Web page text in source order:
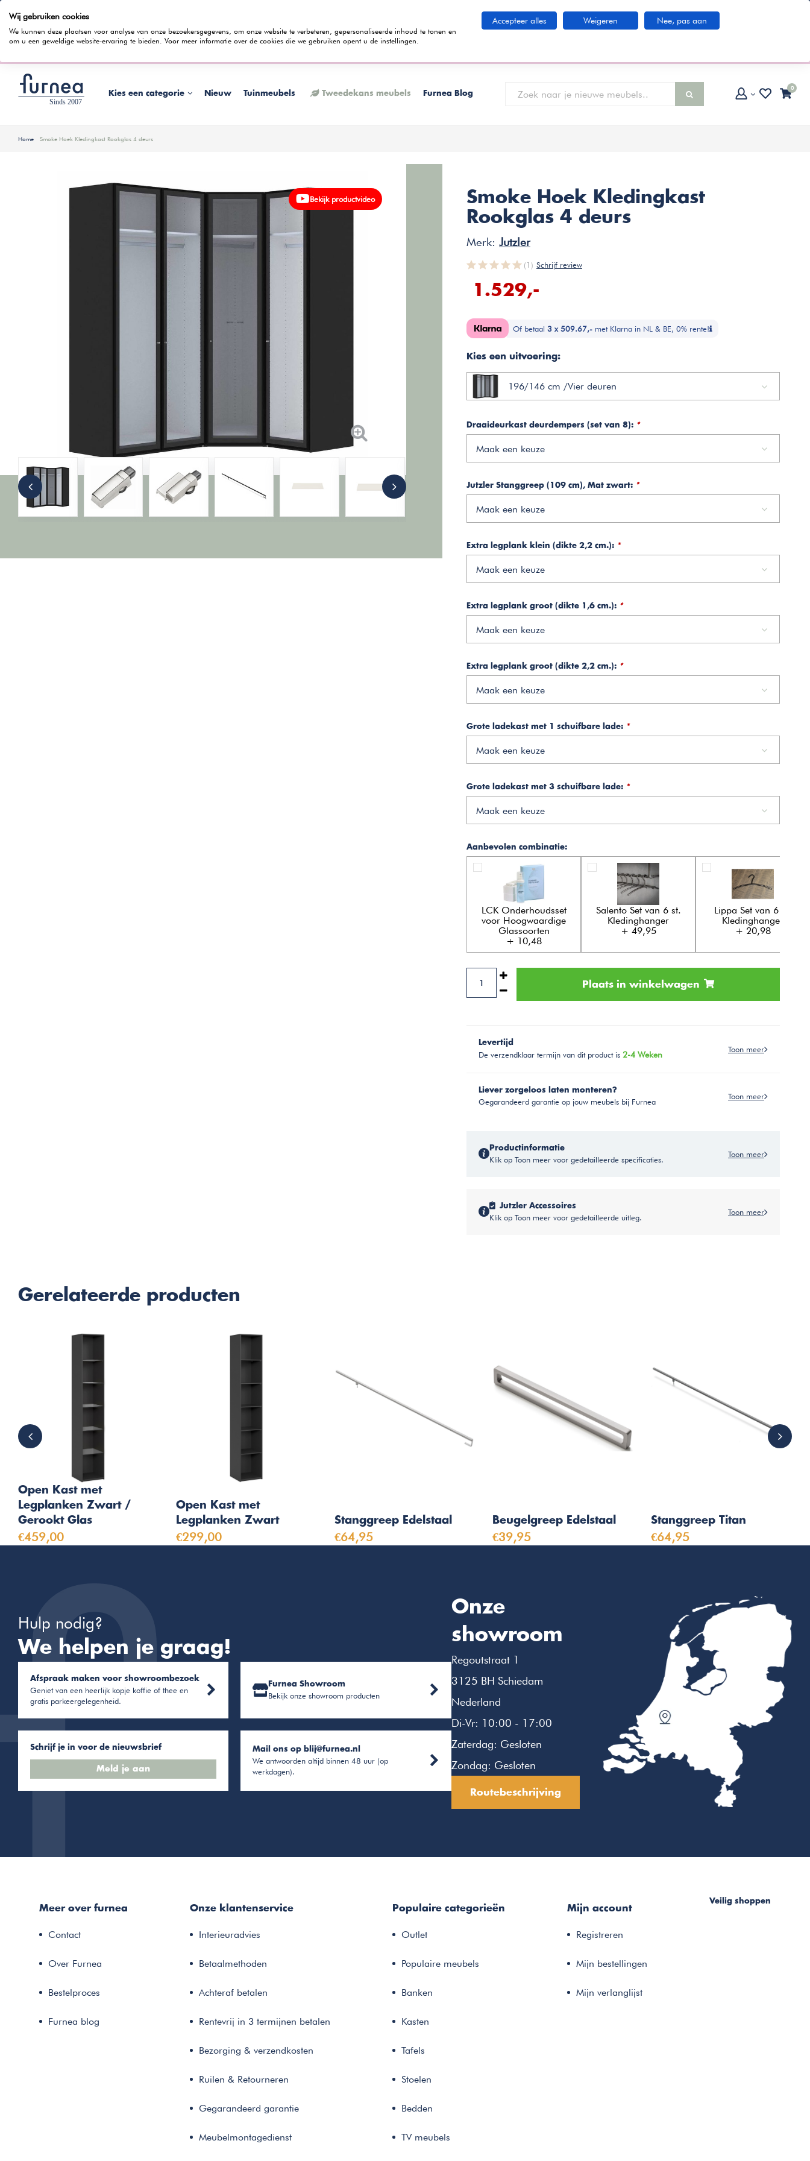
100 dagen bedenktijd
Wist je dat je ook in termijnen kunt betalen? Tijdens het bestelproces kun je kiezen voor de
Kies een categorie Nieuw Tuinmeubels Tweedekans meubels Furnea Blog
0
Home Smoke Hoek Kledingkast Rookglas 4 deurs
Bekijk productvideo
Smoke Hoek Kledingkast
Rookglas 4 deurs
Merk: Jutzler
(1) Schrijf review
1.529,-
Of betaal 3 x 509.67,- met Klarna in NL & BE, 0% rente!
Kies een uitvoering:
196/146 cm /Vier deuren
Draaideurkast deurdempers (set van 8): *
Maak een keuze
Jutzler Stanggreep (109 cm), Mat zwart: *
Maak een keuze
Extra legplank klein (dikte 2,2 cm.): *
Maak een keuze
Extra legplank groot (dikte 1,6 cm.): *
Maak een keuze
Extra legplank groot (dikte 2,2 cm.): *
Maak een keuze
Grote ladekast met 1 schuifbare lade: *
Maak een keuze
Grote ladekast met 3 schuifbare lade: *
Maak een keuze
Aanbevolen combinatie:
LCK Onderhoudsset
voor Hoogwaardige
Glassoorten
+ 10,48
Salento Set van 6 st.
Kledinghanger
+ 49,95
Lippa Set van 6 st.
Kledinghanger
+ 20,98
Plaats in winkelwagen
Levertijd
De verzendklaar termijn van dit product is 2-4 Weken
Toon meer
Liever zorgeloos laten monteren?
Gegarandeerd garantie op jouw meubels bij Furnea
Toon meer
Productinformatie
Klik op Toon meer voor gedetailleerde specificaties.
Toon meer
Jutzler Accessoires
Klik op Toon meer voor gedetailleerde uitleg.
Toon meer
Gerelateerde producten
Open Kast met
Legplanken Zwart /
Gerookt Glas
€459,00
Open Kast met
Legplanken Zwart
€299,00
Stanggreep Edelstaal
€64,95
Beugelgreep Edelstaal
€39,95
Stanggreep Titan
€64,95
Hulp nodig?
We helpen je graag!
Afspraak maken voor showroombezoek
Geniet van een heerlijk kopje koffie of thee en
gratis parkeergelegenheid.
Furnea Showroom
Bekijk onze showroom producten
Schrijf je in voor de nieuwsbrief
Meld je aan
Mail ons op blij@furnea.nl
We antwoorden altijd binnen 48 uur (op
werkdagen).
Onze
showroom
Regoutstraat 1
3125 BH Schiedam
Nederland
Di-Vr: 10:00 - 17:00
Zaterdag: Gesloten
Zondag: Gesloten
Routebeschrijving
Meer over furnea
Contact
Over Furnea
Bestelproces
Furnea blog
Onze klantenservice
Interieuradvies
Betaalmethoden
Achteraf betalen
Rentevrij in 3 termijnen betalen
Bezorging & verzendkosten
Ruilen & Retourneren
Gegarandeerd garantie
Meubelmontagedienst
Populaire categorieën
Outlet
Populaire meubels
Banken
Kasten
Tafels
Stoelen
Bedden
TV meubels
Mijn account
Registreren
Mijn bestellingen
Mijn verlanglijst
Veilig shoppen
Wij gebruiken cookies
We kunnen deze plaatsen voor analyse van onze bezoekersgegevens, om onze website te verbeteren, gepersonaliseerde inhoud te tonen en
om u een geweldige website-ervaring te bieden. Voor meer informatie over de cookies die we gebruiken opent u de instellingen.
Accepteer alles Weigeren Nee, pas aan